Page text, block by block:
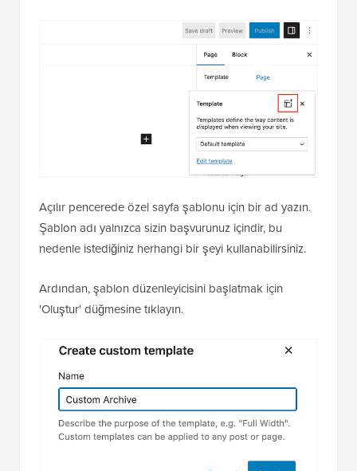
Açılır pencerede özel sayfa şablonu için bir ad yazın.
Şablon adı yalnızca sizin başvurunuz içindir, bu
nedenle istediğiniz herhangi bir şeyi kullanabilirsiniz.
Ardından, şablon düzenleyicisini başlatmak için
'Oluştur' düğmesine tıklayın.